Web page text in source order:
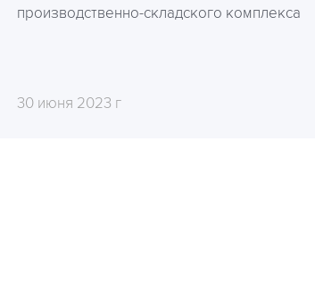
производственно-складского комплекса
30 июня 2023 г